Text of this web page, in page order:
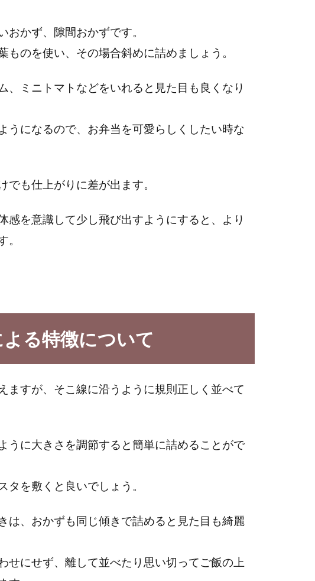
かず、隙間おかずです。
のを使い、その場合斜めに詰めましょう。
、ミニトマトなどをいれると見た目も良くなり
うになるので、お弁当を可愛らしくしたい時な
も仕上がりに差が出ます。
感を意識して少し飛び出すようにすると、より
。
る特徴について
ますが、そこ線に沿うように規則正しく並べて
うに大きさを調節すると簡単に詰めることがで
を敷くと良いでしょう。
は、おかずも同じ傾きで詰めると見た目も綺麗
せにせず、離して並べたり思い切ってご飯の上